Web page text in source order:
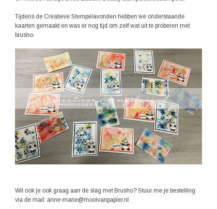
Tijdens de Creatieve Stempelavonden hebben we onderstaande
kaarten gemaakt en was er nog tijd om zelf wat uit te proberen met
brusho.
Wil ook je ook graag aan de slag met Brusho? Stuur me je bestelling
via de mail: anne-marie@mooivanpapier.nl